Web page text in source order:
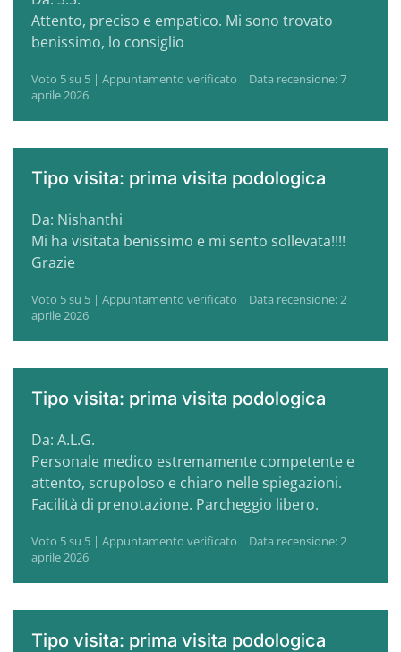
Attento, preciso e empatico. Mi sono trovato
benissimo, lo consiglio
Voto 5 su 5 | Appuntamento verificato | Data recensione: 7
aprile 2026
Tipo visita: prima visita podologica
Da: Nishanthi
Mi ha visitata benissimo e mi sento sollevata!!!!
Grazie
Voto 5 su 5 | Appuntamento verificato | Data recensione: 2
aprile 2026
Tipo visita: prima visita podologica
Da: A.L.G.
Personale medico estremamente competente e
attento, scrupoloso e chiaro nelle spiegazioni.
Facilità di prenotazione. Parcheggio libero.
Voto 5 su 5 | Appuntamento verificato | Data recensione: 2
aprile 2026
Tipo visita: prima visita podologica